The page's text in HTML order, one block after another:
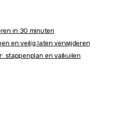
in 30 minuten
en veilig laten verwijderen
stappenplan en valkuilen